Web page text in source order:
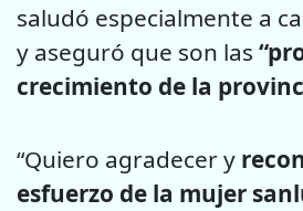
saludó especialmente a
y aseguró que son las
crecimiento de la
“Quiero agradecer y
esfuerzo de la mujer